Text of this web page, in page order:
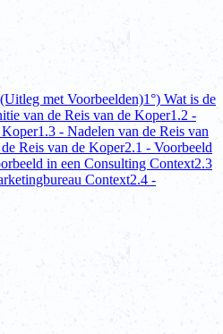
met Voorbeelden)1°) Wat is de
van de Reis van de Koper1.2 -
Koper1.3 - Nadelen van de Reis van
Reis van de Koper2.1 - Voorbeeld
in een Consulting Context2.3
Context2.4 -